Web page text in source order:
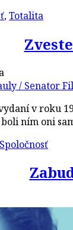
,Totalita
/ Senator
v roku
ním oni
Spoločnosť